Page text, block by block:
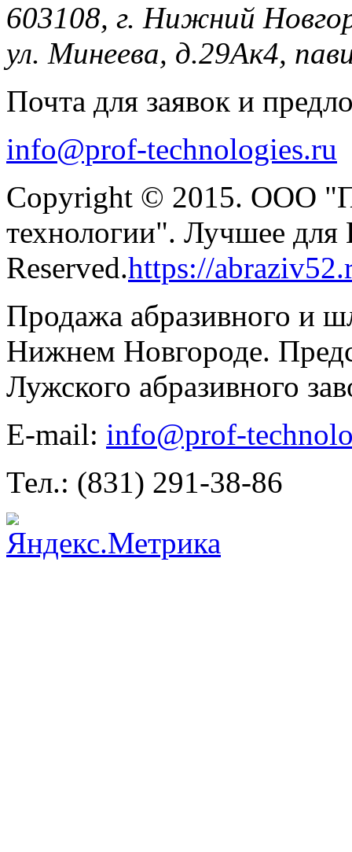
603108, г. Нижний
ул. Минеева, д.29Ак4,
Почта для заявок и
info@prof-technologies.ru
Copyright © 2015. ООО
технологии". Лучшее
Reserved.https://
Продажа абразивного и
Нижнем Новгороде.
Лужского абразивного
E-mail: info@prof-
Тел.: (831) 291-38-86